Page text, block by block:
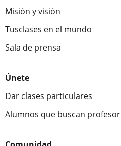
Misión y visión
Tusclases en el mundo
Sala de prensa
Únete
Dar clases particulares
Alumnos que buscan profesor